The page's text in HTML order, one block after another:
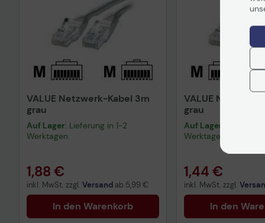
VALUE Netzwerk-Kabel 3m
grau
Auf Lager: Lieferung in 1-2
Werktagen
1,88 €
inkl. MwSt. zzgl. Versand ab 5,99 €
In den Warenkorb
VALUE Netzwerk-
grau
Auf Lager
Werktagen
1,44 €
inkl. MwSt. zzgl.
In den